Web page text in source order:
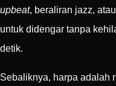
upbeat, beraliran jazz,
untuk didengar tanpa
detik.
Sebaliknya, harpa adalah